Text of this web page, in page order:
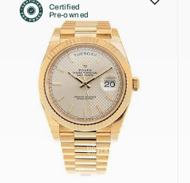
Certified
Pre-owned